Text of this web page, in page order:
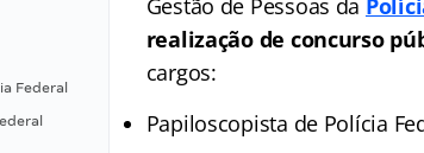
Federal
Gestão de Pessoas da
realização de concurso
cargos:
Papiloscopista de Polícia